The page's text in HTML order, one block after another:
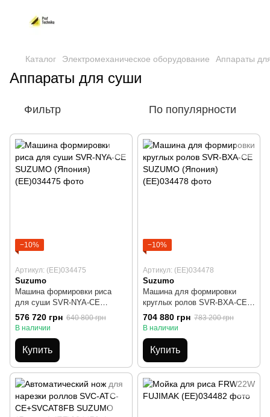
Каталог Электромеханическое оборудование Аппараты
Аппараты для суши
Фильтр По популярности
−10%
Артикул: (EE)034475
Suzumo
Машина формировки риса
для суши SVR-NYA-CE
SUZUMO (Япония)
576 720 грн 640 800 грн
В наличии
Купить
−10%
Артикул: (EE)034478
Suzumo
Машина для формировки
круглых ролов SVR-BХA-CE
SUZUMO (Япония)
704 880 грн 783 200 грн
В наличии
Купить